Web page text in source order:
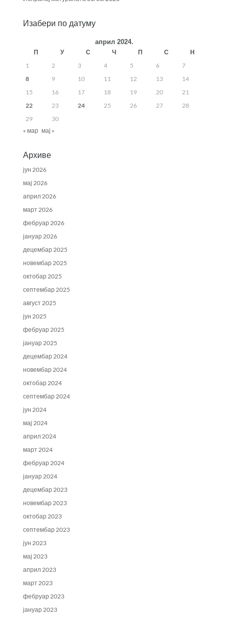
Изабери по датуму
април 2024.
П
У С Ч П С
Н
1
2 3 4 5 6
7
8
9 10 11 12 13
14
15
16 17 18 19 20
21
22
23 24 25 26 27
28
29
30
« мар мај »
Архиве
јун 2026
мај 2026
април 2026
март 2026
фебруар 2026
јануар 2026
децембар 2025
новембар 2025
октобар 2025
септембар 2025
август 2025
јун 2025
фебруар 2025
јануар 2025
децембар 2024
новембар 2024
октобар 2024
септембар 2024
јун 2024
мај 2024
април 2024
март 2024
фебруар 2024
јануар 2024
децембар 2023
новембар 2023
октобар 2023
септембар 2023
јун 2023
мај 2023
април 2023
март 2023
фебруар 2023
јануар 2023